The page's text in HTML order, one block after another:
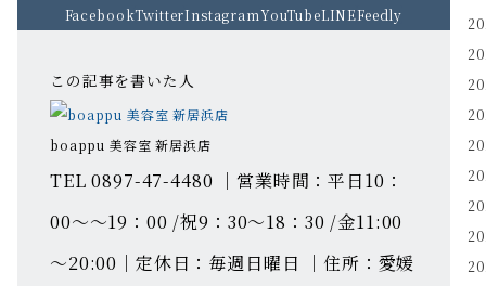
FacebookTwitterInstagramYouTubeLINEFeedly
この記事を書いた人
boappu 美容室 新居浜店
TEL 0897-47-4480 ｜営業時間：平日10：
00～～19：00 /祝9：30～18：30 /金11:00
～20:00｜定休日：毎週日曜日 ｜住所：愛媛